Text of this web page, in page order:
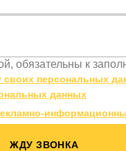
обязательны к
своих персональных
данных
ЖДУ ЗВОНКА